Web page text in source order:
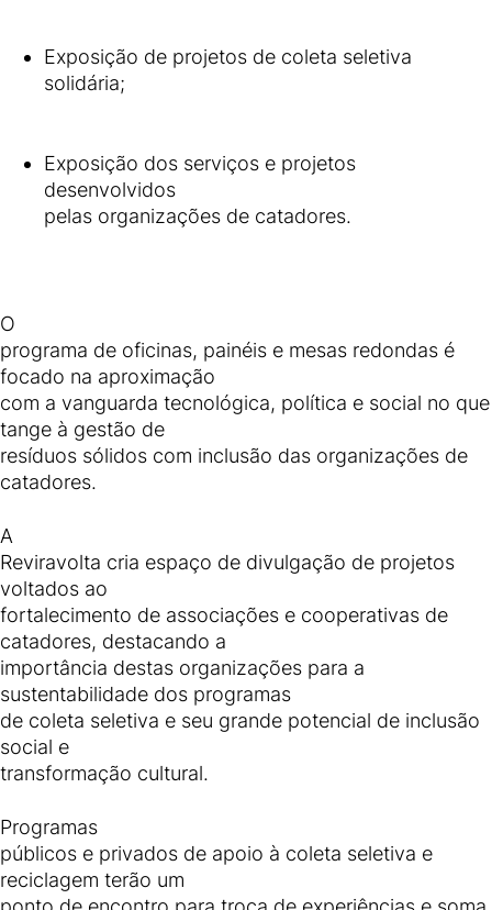
Exposição de projetos de coleta seletiva
solidária;
Exposição dos serviços e projetos
desenvolvidos
pelas organizações de catadores.
O
programa de oficinas, painéis e mesas redondas é
focado na aproximação
com a vanguarda tecnológica, política e social no que
tange à gestão de
resíduos sólidos com inclusão das organizações de
catadores.
A
Reviravolta cria espaço de divulgação de projetos
voltados ao
fortalecimento de associações e cooperativas de
catadores, destacando a
importância destas organizações para a
sustentabilidade dos programas
de coleta seletiva e seu grande potencial de inclusão
social e
transformação cultural.
Programas
públicos e privados de apoio à coleta seletiva e
reciclagem terão um